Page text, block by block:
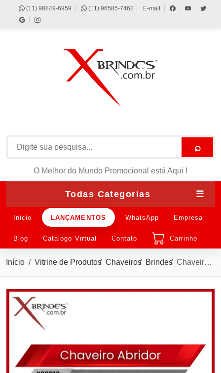
(11) 98849-6959 (11) 96585-7462 E-mail
⌕
O Melhor do Mundo Promocional está Aqui !
Todas Categorias ☰
Inicio LANÇAMENTOS WhatsApp Empresa
Blog Catálogo Virtual Contato Carrinho
Início Vitrine de Produtos Chaveiros Brindes Chaveiro Abridor de metal no formato retangular X08238